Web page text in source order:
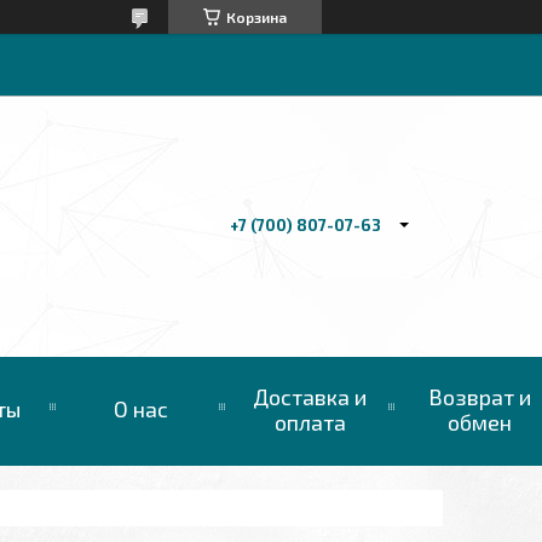
Корзина
+7 (700) 807-07-63
О нас
Доставка и
оплата
Возврат и
обмен